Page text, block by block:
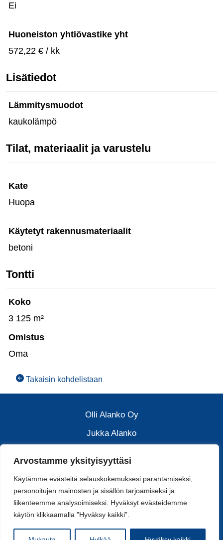
Arvostamme yksityisyyttäsi
Käytämme evästeitä selauskokemuksesi parantamiseksi,
personoitujen mainosten ja sisällön tarjoamiseksi ja
liikenteemme analysoimiseksi. Hyväksyt evästeidemme
käytön klikkaamalla ”Hyväksy kaikki”.
Ei
Huoneiston yhtiövastike yht
572,22 € / kk
Lisätiedot
Lämmitysmuodot
kaukolämpö
Tilat, materiaalit ja varustelu
Kate
Huopa
Käytetyt rakennusmateriaalit
betoni
Tontti
Koko
3 125 m²
Omistus
Oma
Takaisin kohdelistaan
Olli Alanko Oy
Jukka Alanko
040 032 8018
jukka.alanko@alanko.net